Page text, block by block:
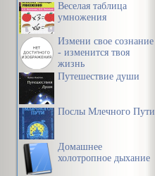
Веселая таблица
умножения
Измени свое сознание
- изменится твоя
жизнь
Путешествие души
Послы Млечного Пути
Домашнее
холотропное дыхание